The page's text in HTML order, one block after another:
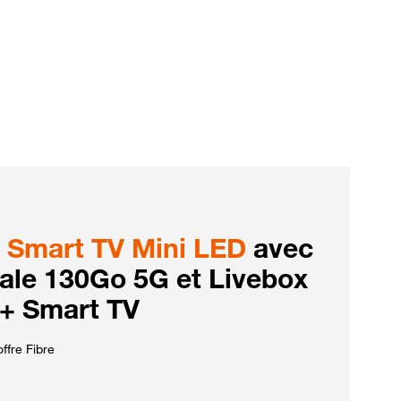
Smart TV Mini LED avec
130Go 5G et Livebox
Smart TV
Fibre